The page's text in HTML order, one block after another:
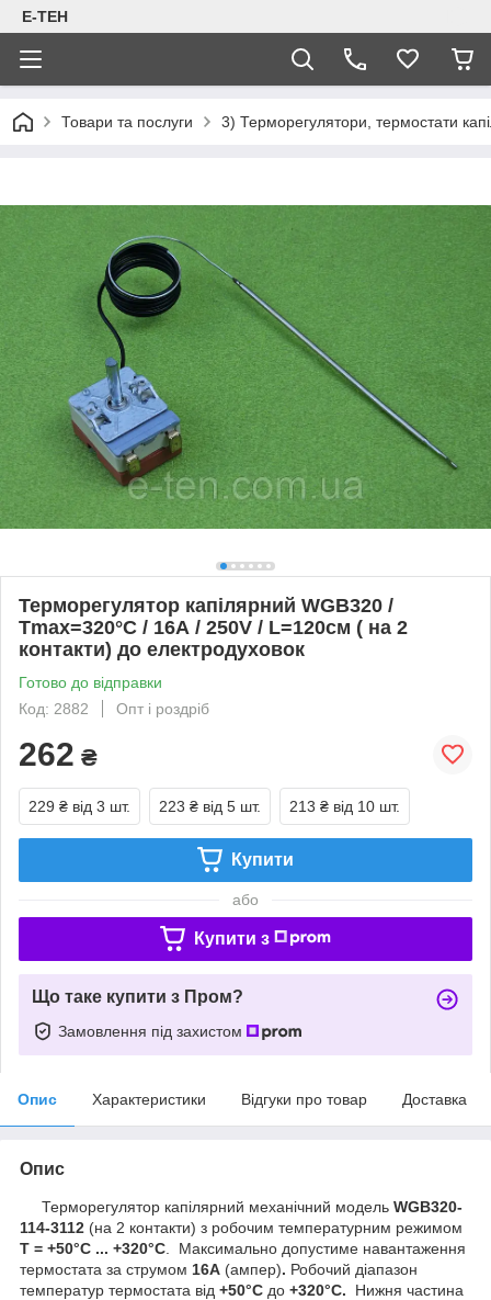
Е-ТЕН
Товари та послуги 3) Терморегулятори, термостати
Терморегулятор капілярний WGB320 /
Tmax=320°C / 16А / 250V / L=120см ( на 2
контакти) до електродуховок
Готово до відправки
Код: 2882
Опт і роздріб
262 ₴
229 ₴ від 3 шт. 223 ₴ від 5 шт. 213 ₴ від 10 шт.
Купити
або
Купити з
Що таке купити з Пром?
Замовлення під захистом
Опис Характеристики Відгуки про товар Доставка
Опис
Терморегулятор капілярний механічний модель WGB320-
114-3112 (на 2 контакти) з робочим температурним режимом
T = +50°C ... +320°C . Максимально допустиме навантаження
термостата за струмом 16А (ампер). Робочий діапазон
температур термостата від +50°C до +320°С. Нижня частина